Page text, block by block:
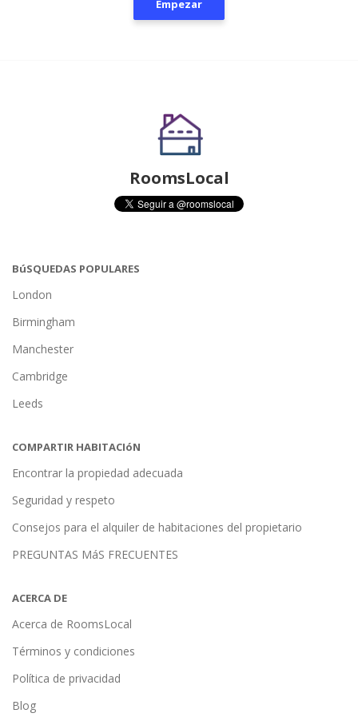
Empezar
RoomsLocal
BúSQUEDAS POPULARES
London
Birmingham
Manchester
Cambridge
Leeds
COMPARTIR HABITACIóN
Encontrar la propiedad adecuada
Seguridad y respeto
Consejos para el alquiler de habitaciones del propietario
PREGUNTAS MáS FRECUENTES
ACERCA DE
Acerca de RoomsLocal
Términos y condiciones
Política de privacidad
Blog